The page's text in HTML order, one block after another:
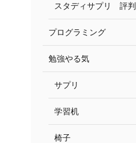
スタディサプリ 評判
プログラミング
勉強やる気
サプリ
学習机
椅子